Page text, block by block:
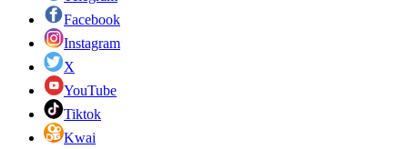
Facebook
Instagram
X
YouTube
Tiktok
Kwai